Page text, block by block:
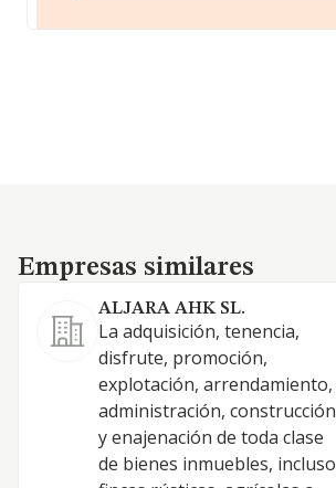
Empresas similares
Empresas similares
ALJARA AHK SL.
La adquisición, tenencia,
disfrute, promoción,
explotación, arrendamiento,
administración, construcción
y enajenación de toda clase
de bienes inmuebles, incluso